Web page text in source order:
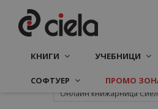
КНИГИ УЧЕБНИЦИ
СОФТУЕР ПРОМО
Онлайн книжарница